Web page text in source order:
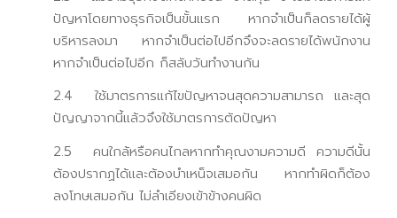
ปัญหาโดยทางธุรกิจเป็นขั้นแรก หากจำเป็นก็ลดรายได้ผู้
บริหารลงมา หากจำเป็นต่อไปอีกจึงจะลดรายได้พนักงาน
หากจำเป็นต่อไปอีก ก็สลับวันทำงานกัน
2.4 ใช้มาตรการแก้ไขปัญหาจนสุดความสามารถ และสุด
ปัญญาจากนี้แล้วจึงใช้มาตรการตัดปัญหา
2.5 คนใกล้หรือคนไกลหากทำคุณงามความดี ความดีนั้น
ต้องปรากฏได้และต้องบำเหน็จเสมอกัน หากทำผิดก็ต้อง
ลงโทษเสมอกัน ไม่ลำเอียงเข้าข้างคนผิด